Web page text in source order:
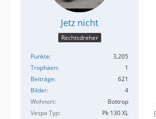
Jetz nicht
Rechtsdreher
Punkte
3,205
Trophäen
1
Beiträge
621
Bilder
4
Wohnort
Bottrop
Vespa Typ
Pk 130 XL